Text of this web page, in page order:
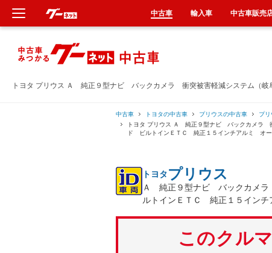
トヨタ プリウス Ａ 純正９型ナビ バックカメラ 衝突被害軽減システム（岐
中古車 トヨタの中古車 プリウスの中古車 プ
トヨタ プリウス Ａ 純正９型ナビ バックカメラ
ド ビルトインＥＴＣ 純正１５インチアルミ オー
トヨタ プリウス
Ａ 純正９型ナビ バックカメ
ルトインＥＴＣ 純正１５インチ
このクル
中古車 輸入車 中古車販売
新車
中古車